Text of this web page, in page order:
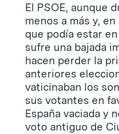
El PSOE, aunque
menos a más y,
que podía estar
sufre una bajada
hacen perder la
anteriores
vaticinaban los
sus votantes en
España vaciada y
voto antiguo de